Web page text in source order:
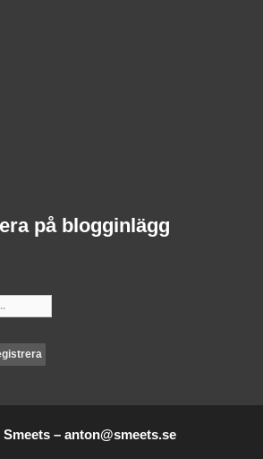
på blogginlägg
– anton@smeets.se